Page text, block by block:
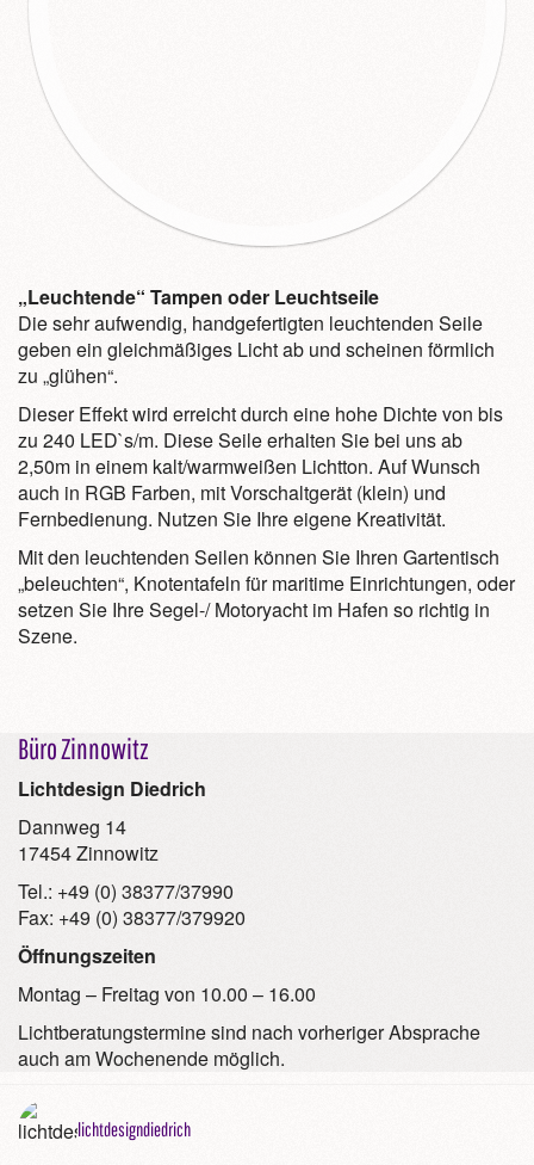
„Leuchtende“ Tampen oder Leuchtseile
Die sehr aufwendig, handgefertigten leuchtenden Seile
geben ein gleichmäßiges Licht ab und scheinen förmlich
zu „glühen“.
Dieser Effekt wird erreicht durch eine hohe Dichte von bis
zu 240 LED`s/m. Diese Seile erhalten Sie bei uns ab
2,50m in einem kalt/warmweißen Lichtton. Auf Wunsch
auch in RGB Farben, mit Vorschaltgerät (klein) und
Fernbedienung. Nutzen Sie Ihre eigene Kreativität.
Mit den leuchtenden Seilen können Sie Ihren Gartentisch
„beleuchten“, Knotentafeln für maritime Einrichtungen, oder
setzen Sie Ihre Segel-/ Motoryacht im Hafen so richtig in
Szene.
Büro Zinnowitz
Lichtdesign Diedrich
Dannweg 14
17454 Zinnowitz
Tel.: +49 (0) 38377/37990
Fax: +49 (0) 38377/379920
Öffnungszeiten
Montag – Freitag von 10.00 – 16.00
Lichtberatungstermine sind nach vorheriger Absprache
auch am Wochenende möglich.
lichtdesigndiedrich